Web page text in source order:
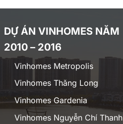
DỰ ÁN VINHOMES NĂM
2010 – 2016
Vinhomes Metropolis
Vinhomes Thăng Long
Vinhomes Gardenia
Vinhomes Nguyễn Chí Thanh